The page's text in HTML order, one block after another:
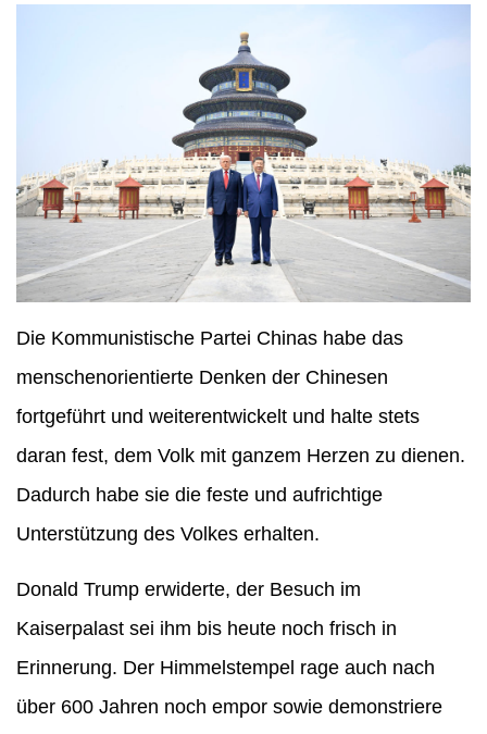
Die Kommunistische Partei Chinas habe das
menschenorientierte Denken der Chinesen
fortgeführt und weiterentwickelt und halte stets
daran fest, dem Volk mit ganzem Herzen zu dienen.
Dadurch habe sie die feste und aufrichtige
Unterstützung des Volkes erhalten.
Donald Trump erwiderte, der Besuch im
Kaiserpalast sei ihm bis heute noch frisch in
Erinnerung. Der Himmelstempel rage auch nach
über 600 Jahren noch empor sowie demonstriere